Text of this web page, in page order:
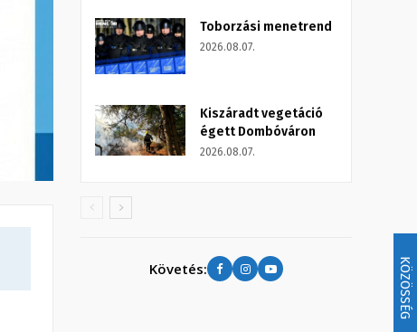
KÖZÖSSÉG
Toborzási menetrend
2026.08.07.
Kiszáradt vegetáció
égett Dombóváron
2026.08.07.
Követés: